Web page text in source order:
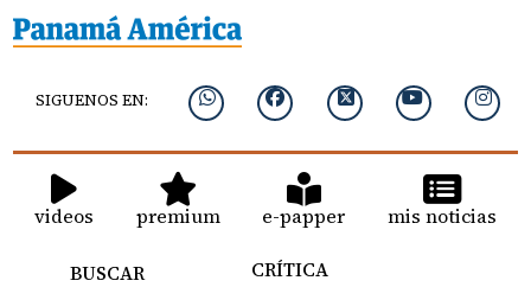
SIGUENOS EN:
videos premium e-papper mis noticias
BUSCAR
CRÍTICA